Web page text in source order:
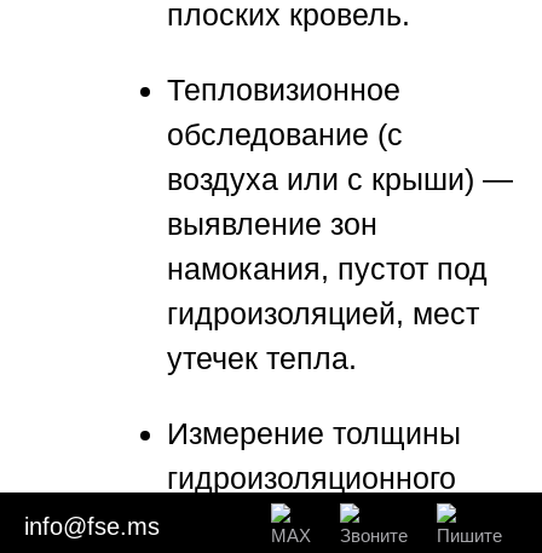
плоских кровель.
Тепловизионное
обследование (с
воздуха или с крыши) —
выявление зон
намокания, пустот под
гидроизоляцией, мест
утечек тепла.
Измерение толщины
гидроизоляционного
ковра (ультразвуковым
info@fse.ms